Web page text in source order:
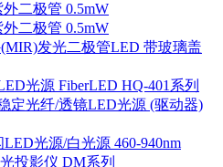
二极管 0.5mW
二极管 0.5mW
(MIR)发光二极管LED 带玻璃盖
光源 FiberLED HQ-401系列
定光纤/透镜LED光源 (驱动器)
光源/白光源 460-940nm
投影仪 DM系列